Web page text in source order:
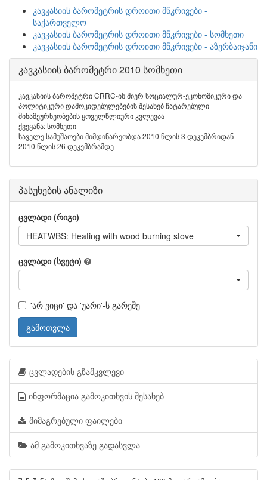
კავკასიის ბარომეტრის დროითი მწკრივები -
საქართველო
კავკასიის ბარომეტრის დროითი მწკრივები - სომხეთი
კავკასიის ბარომეტრის დროითი მწკრივები - აზერბაიჯანი
კავკასიის ბარომეტრი 2010 სომხეთი
კავკასიის ბარომეტრი CRRC-ის მიერ სოციალურ-ეკონომიკური და
პოლიტიკური დამოკიდებულებების შესახებ ჩატარებული
შინამეურნეობების ყოველწლიური კვლევაა
ქვეყანა: სომხეთი
საველე სამუშაოები მიმდინარეობდა 2010 წლის 3 დეკემბრიდან
2010 წლის 26 დეკემბრამდე
პასუხების ანალიზი
ცვლადი (რიგი)
HEATWBS: Heating with wood burning stove
ცვლადი (სვეტი)
'არ ვიცი' და 'უარი'-ს გარეშე
გამოთვლა
ცვლადების გზამკვლევი
ინფორმაცია გამოკითხვის შესახებ
მიმაგრებული ფაილები
ამ გამოკითხვაზე გადასვლა